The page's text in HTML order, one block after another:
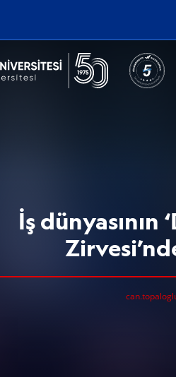
İş dünyasının